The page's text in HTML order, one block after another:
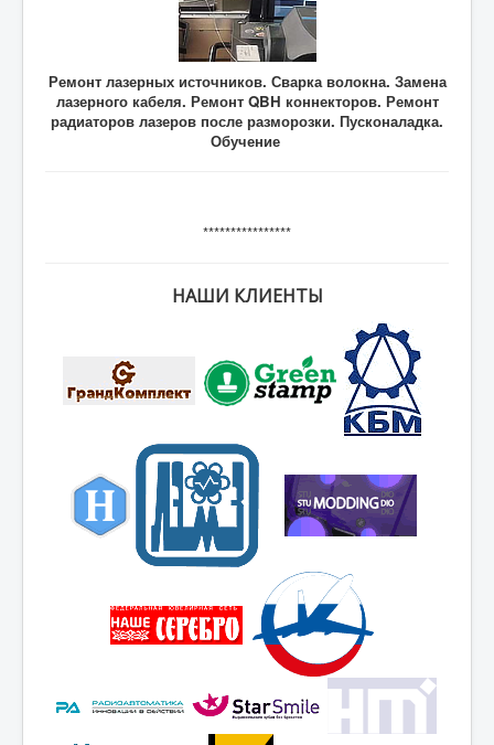
Ремонт лазерных источников. Сварка волокна. Замена
лазерного кабеля. Ремонт QBH коннекторов. Ремонт
радиаторов лазеров после разморозки. Пусконаладка.
Обучение
****************
НАШИ КЛИЕНТЫ